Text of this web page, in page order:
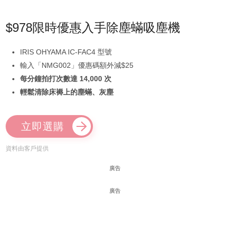
$978限時優惠入手除塵蟎吸塵機
IRIS OHYAMA IC-FAC4 型號
輸入「NMG002」優惠碼額外減$25
每分鐘拍打次數達 14,000 次
輕鬆清除床褥上的塵蟎、灰塵
立即選購
資料由客戶提供
廣告
廣告